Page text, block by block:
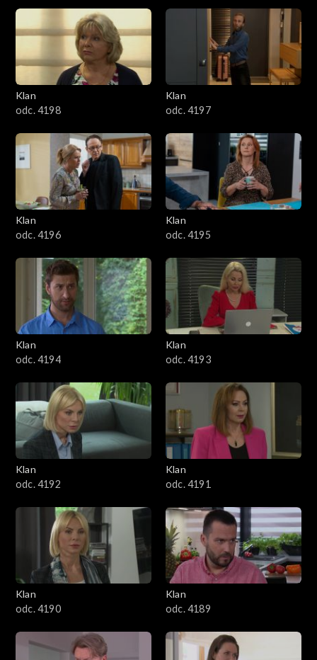
Dżastin jest zachwycony z drogiego prezentu.
4201–4300
4101–4200
3901–4000
3801–3900
3701–3800
3601–3700
3501–3600
3401–3500
3201–3300
3101–3200
3001–3100
2901–3000
2801–2900
2701–2800
2501–2600
Klan
odc. 4198
Klan
odc. 4197
Klan
odc. 4196
Klan
odc. 4195
Klan
odc. 4194
Klan
odc. 4193
Klan
odc. 4192
Klan
odc. 4191
Klan
odc. 4190
Klan
odc. 4189